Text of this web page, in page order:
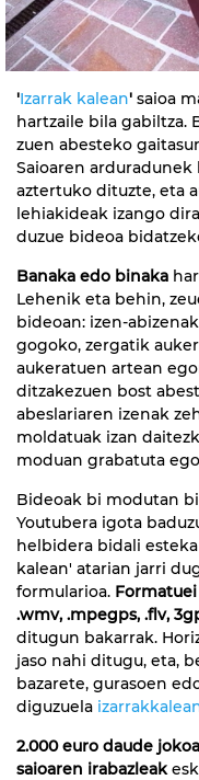
'Izarrak kalean' saioa
hartzaile bila gabiltza.
zuen abesteko
Saioaren
aztertuko dituzte, eta
lehiakideak izango
duzue bideoa
Banaka edo binaka
Lehenik eta behin,
bideoan: izen-
gogoko, zergatik
aukeratuen artean
ditzakezuen bost
abeslariaren izenak
moldatuak izan
moduan grabatuta
Bideoak bi modutan
Youtubera igota
helbidera bidali
kalean' atarian jarri
formularioa. Formatuei
.wmv, .mpegps, .flv,
ditugun bakarrak.
jaso nahi ditugu, eta,
bazarete, gurasoen
diguzuela
2.000 euro daude
saioaren irabazleak